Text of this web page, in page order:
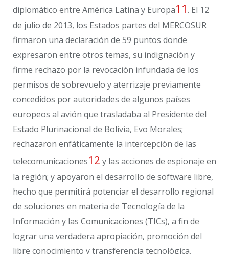
diplomático entre América Latina y Europa11. El 12
de julio de 2013, los Estados partes del MERCOSUR
firmaron una declaración de 59 puntos donde
expresaron entre otros temas, su indignación y
firme rechazo por la revocación infundada de los
permisos de sobrevuelo y aterrizaje previamente
concedidos por autoridades de algunos países
europeos al avión que trasladaba al Presidente del
Estado Plurinacional de Bolivia, Evo Morales;
rechazaron enfáticamente la intercepción de las
telecomunicaciones12 y las acciones de espionaje en
la región; y apoyaron el desarrollo de software libre,
hecho que permitirá potenciar el desarrollo regional
de soluciones en materia de Tecnología de la
Información y las Comunicaciones (TICs), a fin de
lograr una verdadera apropiación, promoción del
libre conocimiento y transferencia tecnológica,